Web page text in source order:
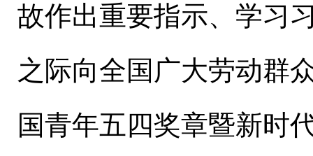
故作出重要指示、学习
之际向全国广大劳动群
国青年五四奖章暨新时